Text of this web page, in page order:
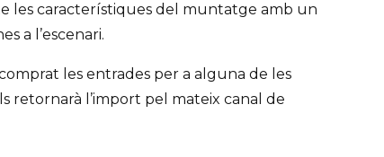
les característiques del muntatge amb un
a l’escenari.
les entrades per a alguna de les
retornarà l’import pel mateix canal de